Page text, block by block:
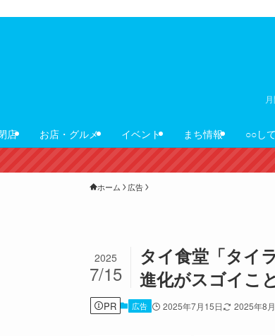
店 お店・グルメ イベント まち情報 ○○し
ホーム 広告
タイ食堂「タイ
進化がスゴイこ
2025
7/15
PR 広告 2025年7月15日 2025年8